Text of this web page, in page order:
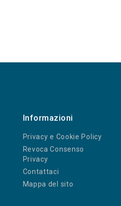
Informazioni
Privacy e Cookie Policy
Revoca Consenso
Privacy
Contattaci
Mappa del sito